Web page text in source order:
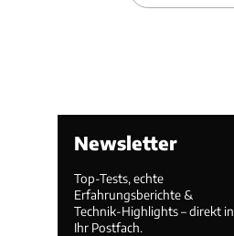
Newsletter
Top-Tests, echte
Erfahrungsberichte &
Technik-Highlights – direkt in
Ihr Postfach.